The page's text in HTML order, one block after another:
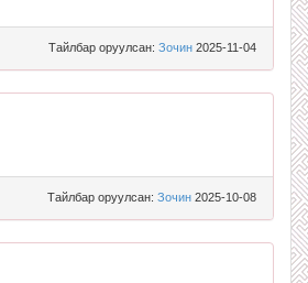
Тайлбар оруулсан: Зочин 2025-11-04
Тайлбар оруулсан: Зочин 2025-10-08